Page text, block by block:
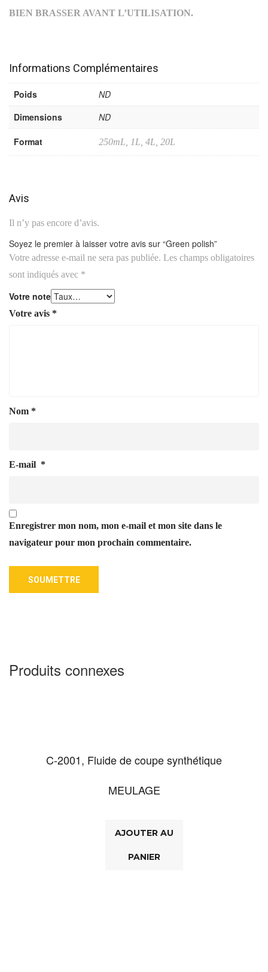
BIEN BRASSER AVANT L’UTILISATION.
Informations Complémentaires
Poids
ND
Dimensions
ND
Format 250mL, 1L, 4L, 20L
Avis
Il n’y pas encore d’avis.
Soyez le premier à laisser votre avis sur “Green polish”
Votre adresse e-mail ne sera pas publiée. Les champs obligatoires
sont indiqués avec *
Votre note
Votre avis *
Nom *
E-mail *
Enregistrer mon nom, mon e-mail et mon site dans le
navigateur pour mon prochain commentaire.
Produits connexes
C-2001, Fluide de coupe synthétique
MEULAGE
AJOUTER AU
PANIER